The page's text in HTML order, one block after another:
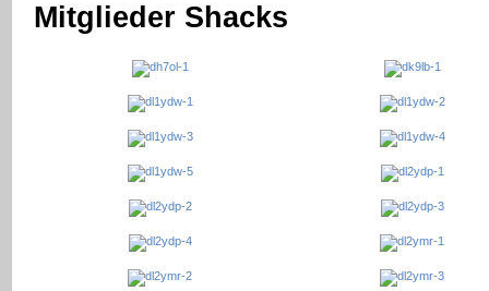
Mitglieder Shacks